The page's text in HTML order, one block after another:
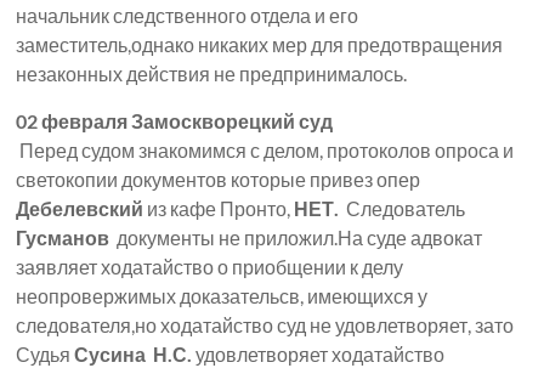
начальник следственного отдела и его
заместитель,однако никаких мер для предотвращения
незаконных действия не предпринималось.
02 февраля Замоскворецкий суд
Перед судом знакомимся с делом, протоколов опроса и
светокопии документов которые привез опер
Дебелевский из кафе Пронто, НЕТ. Следователь
Гусманов документы не приложил.На суде адвокат
заявляет ходатайство о приобщении к делу
неопровержимых доказательсв, имеющихся у
следователя,но ходатайство суд не удовлетворяет, зато
СудьяСусина Н.С.удовлетворяет ходатайство